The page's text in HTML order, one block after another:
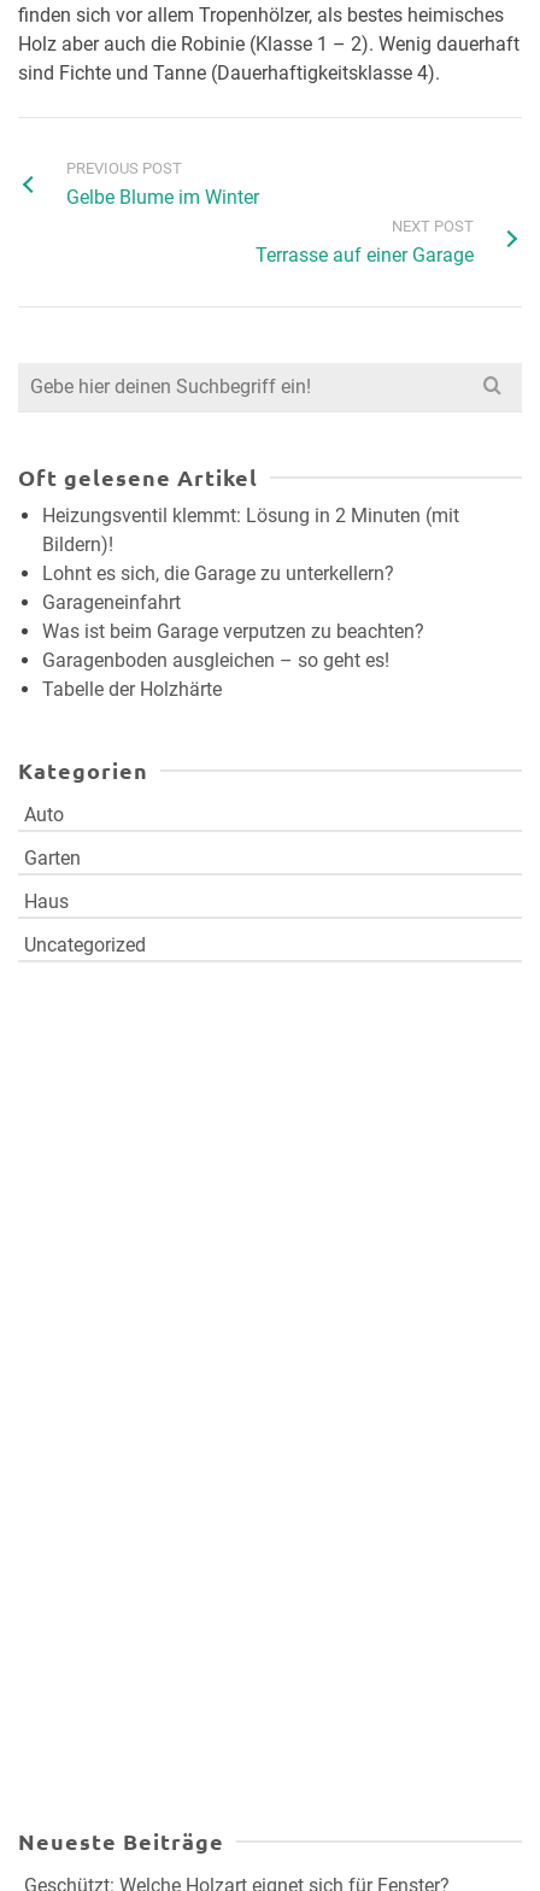
finden sich vor allem Tropenhölzer, als bestes heimisches
Holz aber auch die Robinie (Klasse 1 – 2). Wenig dauerhaft
sind Fichte und Tanne (Dauerhaftigkeitsklasse 4).
PREVIOUS POST
Gelbe Blume im Winter
NEXT POST
Terrasse auf einer Garage
Search
Oft gelesene Artikel
Heizungsventil klemmt: Lösung in 2 Minuten (mit
Bildern)!
Lohnt es sich, die Garage zu unterkellern?
Garageneinfahrt
Was ist beim Garage verputzen zu beachten?
Garagenboden ausgleichen – so geht es!
Tabelle der Holzhärte
Kategorien
Auto
Garten
Haus
Uncategorized
Neueste Beiträge
Geschützt: Welche Holzart eignet sich für Fenster?